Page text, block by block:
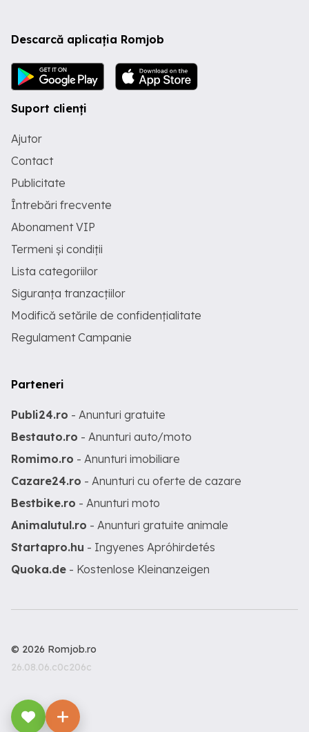
Descarcă aplicația Romjob
Suport clienți
Ajutor
Contact
Publicitate
Întrebări frecvente
Abonament VIP
Termeni și condiții
Lista categoriilor
Siguranța tranzacțiilor
Modifică setările de confidențialitate
Regulament Campanie
Parteneri
Publi24.ro - Anunturi gratuite
Bestauto.ro - Anunturi auto/moto
Romimo.ro - Anunturi imobiliare
Cazare24.ro - Anunturi cu oferte de cazare
Bestbike.ro - Anunturi moto
Animalutul.ro - Anunturi gratuite animale
Startapro.hu - Ingyenes Apróhirdetés
Quoka.de - Kostenlose Kleinanzeigen
© 2026 Romjob.ro
26.08.06.c0c206c